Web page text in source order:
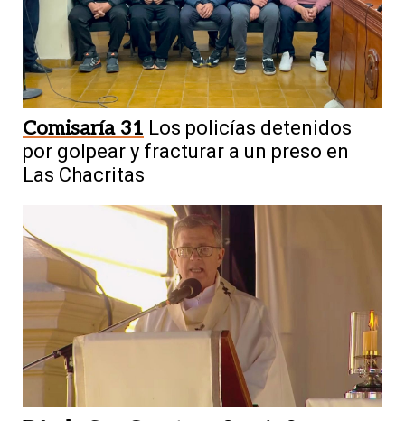
Comisaría 31 Los policías detenidos
por golpear y fracturar a un preso en
Las Chacritas